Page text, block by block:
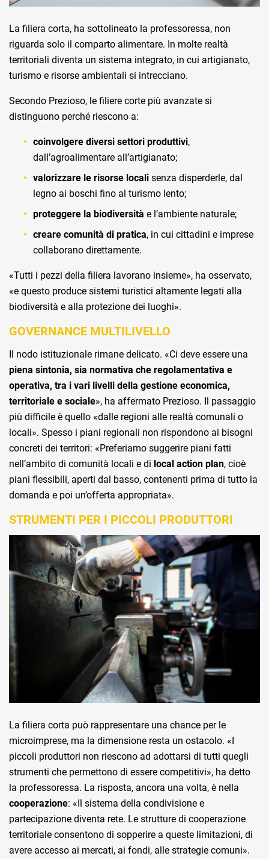
La filiera corta, ha sottolineato la professoressa, non
riguarda solo il comparto alimentare. In molte realtà
territoriali diventa un sistema integrato, in cui artigianato,
turismo e risorse ambientali si intrecciano.
Secondo Prezioso, le filiere corte più avanzate si
distinguono perché riescono a:
coinvolgere diversi settori produttivi,
dall’agroalimentare all’artigianato;
valorizzare le risorse locali senza disperderle, dal
legno ai boschi fino al turismo lento;
proteggere la biodiversità e l’ambiente naturale;
creare comunità di pratica, in cui cittadini e imprese
collaborano direttamente.
«Tutti i pezzi della filiera lavorano insieme», ha osservato,
«e questo produce sistemi turistici altamente legati alla
biodiversità e alla protezione dei luoghi».
GOVERNANCE MULTILIVELLO
Il nodo istituzionale rimane delicato. «Ci deve essere una
piena sintonia, sia normativa che regolamentativa e
operativa, tra i vari livelli della gestione economica,
territoriale e sociale», ha affermato Prezioso. Il passaggio
più difficile è quello «dalle regioni alle realtà comunali o
locali». Spesso i piani regionali non rispondono ai bisogni
concreti dei territori: «Preferiamo suggerire piani fatti
nell’ambito di comunità locali e di local action plan, cioè
piani flessibili, aperti dal basso, contenenti prima di tutto la
domanda e poi un’offerta appropriata».
STRUMENTI PER I PICCOLI PRODUTTORI
La filiera corta può rappresentare una chance per le
microimprese, ma la dimensione resta un ostacolo. «I
piccoli produttori non riescono ad adottarsi di tutti quegli
strumenti che permettono di essere competitivi», ha detto
la professoressa. La risposta, ancora una volta, è nella
cooperazione: «Il sistema della condivisione e
partecipazione diventa rete. Le strutture di cooperazione
territoriale consentono di sopperire a queste limitazioni, di
avere accesso ai mercati, ai fondi, alle strategie comuni».